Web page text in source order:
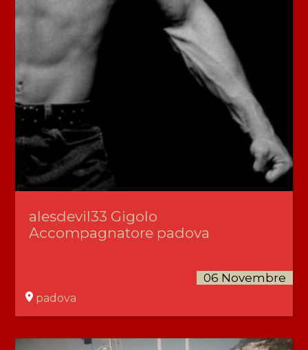
alesdevil33 Gigolo
Accompagnatore padova
06 Novembre
padova